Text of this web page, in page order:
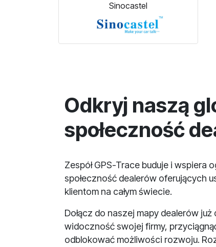
Sinocastel
Odkryj naszą
społeczność
Zespół GPS-Trace buduje i wspiera
społeczność dealerów oferujących
klientom na całym świecie.
Dołącz do naszej mapy dealerów
widoczność swojej firmy,
odblokować możliwości rozwoju.